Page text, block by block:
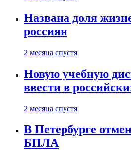
Названа доля
россиян
2 месяца спустя
Новую учебную
ввести в
2 месяца спустя
В Петербурге
БПЛА